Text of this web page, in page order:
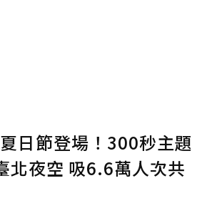
日節登場！300秒主題
北夜空 吸6.6萬人次共